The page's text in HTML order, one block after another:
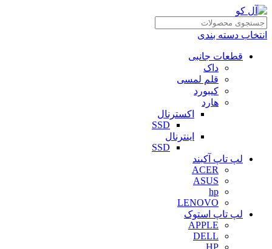
انتخاب دسته بندی
قطعات جانبی
داک
قلم لمسی
کیبورد
هارد
اکسترنال
SSD
اینترنال
SSD
لپ تاپ آکبند
ACER
ASUS
hp
LENOVO
لپ تاپ استوک
APPLE
DELL
HP